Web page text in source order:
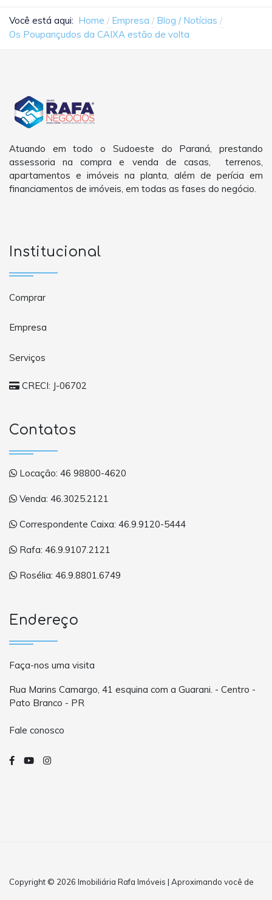
Você está aqui: Home Empresa
Blog / Notícias
Os Poupançudos da CAIXA estão de volta
Atuando em todo o Sudoeste do Paraná, prestando
assessoria na compra e venda de casas, terrenos,
apartamentos e imóveis na planta, além de perícia em
financiamentos de imóveis, em todas as fases do negócio.
Institucional
Comprar
Empresa
Serviços
CRECI: J-06702
Contatos
Locação: 46 98800-4620
Venda: 46.3025.2121
Correspondente Caixa: 46.9.9120-5444
Rafa: 46.9.9107.2121
Rosélia: 46.9.8801.6749
Endereço
Faça-nos uma visita
Rua Marins Camargo, 41 esquina com a Guarani. - Centro -
Pato Branco - PR
Fale conosco
Copyright © 2026 Imobiliária Rafa Imóveis | Aproximando você de